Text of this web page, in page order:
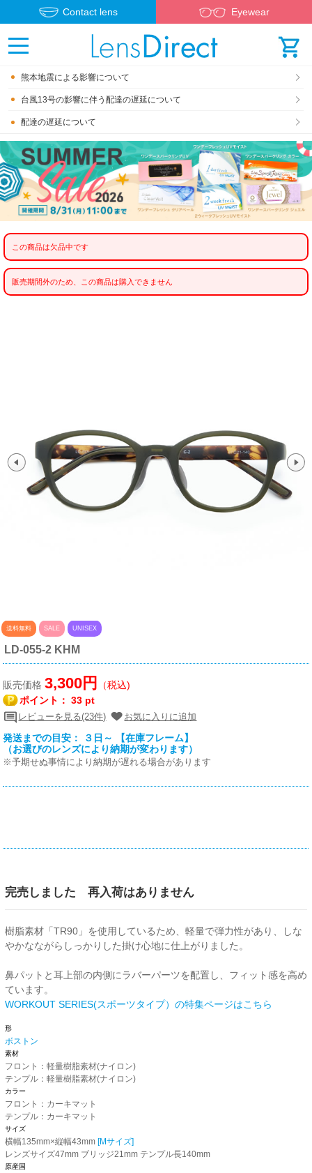
Contact lens Eyewear
熊本地震による影響について
台風13号の影響に伴う配達の遅延について
配達の遅延について
この商品は欠品中です
販売期間外のため、この商品は購入できません
送料無料 SALE UNISEX
LD-055-2 KHM
販売価格3,300円
（税込)
ポイント：33 pt
レビューを見る(23件) お気に入りに追加
発送までの目安： ３日～ 【在庫フレーム】
（お選びのレンズにより納期が変わります）
※予期せぬ事情により納期が遅れる場合があります
完売しました 再入荷はありません
樹脂素材「TR90」を使用しているため、軽量で弾力性があり、しな
やかなながらしっかりした掛け心地に仕上がりました。
鼻パットと耳上部の内側にラバーパーツを配置し、フィット感を高め
ています。
WORKOUT SERIES(スポーツタイプ）の特集ページはこちら
形
ボストン
素材
フロント：軽量樹脂素材(ナイロン)
テンプル：軽量樹脂素材(ナイロン)
カラー
フロント：カーキマット
テンプル：カーキマット
サイズ
横幅135mm×縦幅43mm [Mサイズ]
レンズサイズ47mm ブリッジ21mm テンプル長140mm
原産国